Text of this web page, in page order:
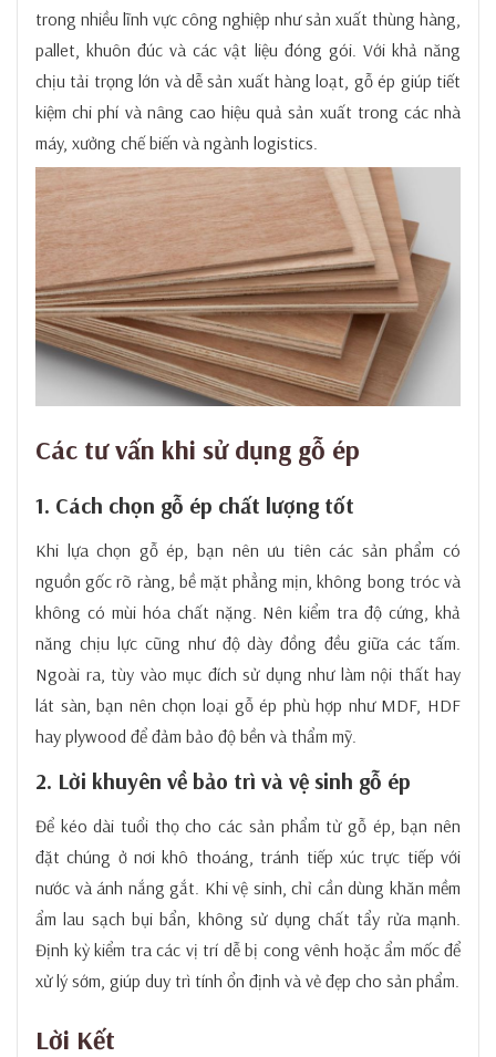
trong nhiều lĩnh vực công nghiệp như sản xuất thùng hàng,
pallet, khuôn đúc và các vật liệu đóng gói. Với khả năng
chịu tải trọng lớn và dễ sản xuất hàng loạt, gỗ ép giúp tiết
kiệm chi phí và nâng cao hiệu quả sản xuất trong các nhà
máy, xưởng chế biến và ngành logistics.
Các tư vấn khi sử dụng gỗ ép
1. Cách chọn gỗ ép chất lượng tốt
Khi lựa chọn gỗ ép, bạn nên ưu tiên các sản phẩm có
nguồn gốc rõ ràng, bề mặt phẳng mịn, không bong tróc và
không có mùi hóa chất nặng. Nên kiểm tra độ cứng, khả
năng chịu lực cũng như độ dày đồng đều giữa các tấm.
Ngoài ra, tùy vào mục đích sử dụng như làm nội thất hay
lát sàn, bạn nên chọn loại gỗ ép phù hợp như MDF, HDF
hay plywood để đảm bảo độ bền và thẩm mỹ.
2. Lời khuyên về bảo trì và vệ sinh gỗ ép
Để kéo dài tuổi thọ cho các sản phẩm từ gỗ ép, bạn nên
đặt chúng ở nơi khô thoáng, tránh tiếp xúc trực tiếp với
nước và ánh nắng gắt. Khi vệ sinh, chỉ cần dùng khăn mềm
ẩm lau sạch bụi bẩn, không sử dụng chất tẩy rửa mạnh.
Định kỳ kiểm tra các vị trí dễ bị cong vênh hoặc ẩm mốc để
xử lý sớm, giúp duy trì tính ổn định và vẻ đẹp cho sản phẩm.
Lời Kết